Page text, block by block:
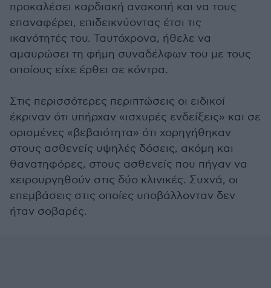
προκαλέσει καρδιακή ανακοπή και να τους
επαναφέρει, επιδεικνύοντας έτσι τις
ικανότητές του. Ταυτόχρονα, ήθελε να
αμαυρώσει τη φήμη συναδέλφων του με τους
οποίους είχε έρθει σε κόντρα.
Στις περισσότερες περιπτώσεις οι ειδικοί
έκριναν ότι υπήρχαν «ισχυρές ενδείξεις» και σε
ορισμένες «βεβαιότητα» ότι χορηγήθηκαν
στους ασθενείς υψηλές δόσεις, ακόμη και
θανατηφόρες, στους ασθενείς που πήγαν να
χειρουργηθούν στις δύο κλινικές. Συχνά, οι
επεμβάσεις στις οποίες υποβάλλονταν δεν
ήταν σοβαρές.